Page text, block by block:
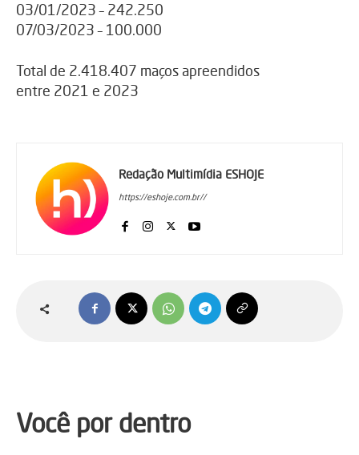
03/01/2023 – 242.250
07/03/2023 – 100.000
Total de 2.418.407 maços apreendidos
entre 2021 e 2023
Redação Multimídia ESHOJE
https://eshoje.com.br//
Você por dentro